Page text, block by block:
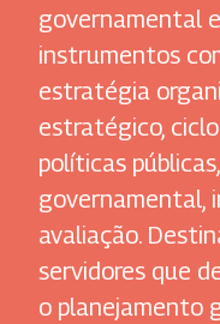
governamental
instrumentos
estratégia
estratégico,
políticas
governamental,
avaliação.
servidores que
o planejamento